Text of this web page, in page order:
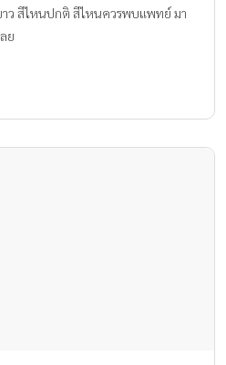
าว สีไหนปกติ สีไหนควรพบแพทย์ มา
ย